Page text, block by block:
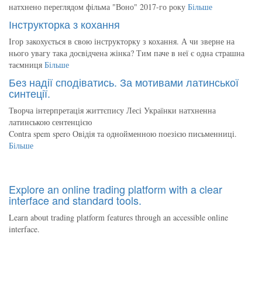
натхнено переглядом фільма "Воно" 2017-го року Більше
Інструкторка з кохання
Ігор закохується в свою інструкторку з кохання. А чи зверне на
нього увагу така досвідчена жінка? Тим паче в неї є одна страшна
таємниця Більше
Без надії сподіватись. За мотивами латинської
синтеції.
Творча інтерпретація життєпису Лесі Українки натхненна
латинською сентенцією
Contra spem spero Овідія та однойменною поезією письменниці.
Більше
Explore an online trading platform with a clear
interface and standard tools.
Learn about trading platform features through an accessible online
interface.